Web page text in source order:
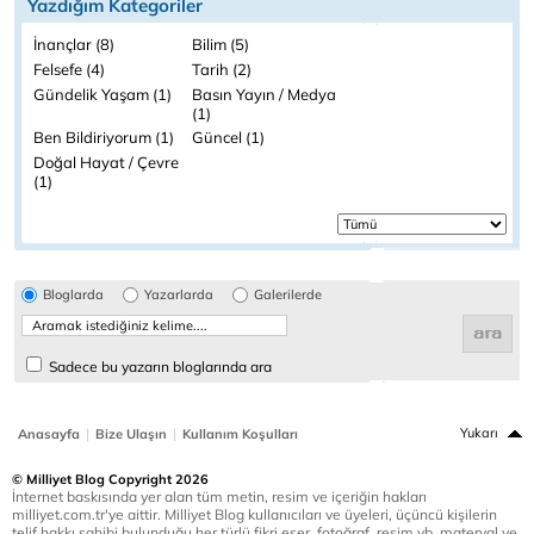
Yazdığım Kategoriler
İnançlar (8)
Bilim (5)
Felsefe (4)
Tarih (2)
Gündelik Yaşam (1)
Basın Yayın / Medya
(1)
Ben Bildiriyorum (1)
Güncel (1)
Doğal Hayat / Çevre
(1)
Bloglarda Yazarlarda Galerilerde
Sadece bu yazarın bloglarında ara
Anasayfa | Bize Ulaşın | Kullanım Koşulları Yukarı
© Milliyet Blog Copyright 2026
İnternet baskısında yer alan tüm metin, resim ve içeriğin hakları
milliyet.com.tr'ye aittir. Milliyet Blog kullanıcıları ve üyeleri, üçüncü kişilerin